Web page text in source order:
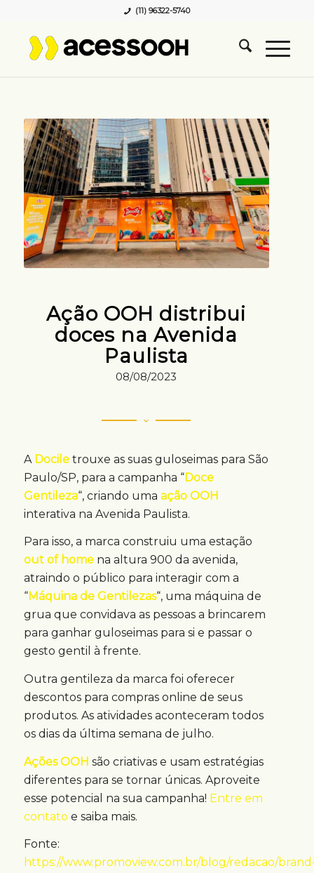
(11) 96322-5740
Ação OOH distribui
doces na Avenida
Paulista
08/08/2023
A Dociletrouxe as suas guloseimas para São
Paulo/SP, para a campanha “Doce
Gentileza“, criando uma ação OOH
interativa na Avenida Paulista.
Para isso, a marca construiu uma estação
out of homena altura 900 da avenida,
atraindo o público para interagir com a
“Máquina de Gentilezas“, uma máquina de
grua que convidava as pessoas a brincarem
para ganhar guloseimas para si e passar o
gesto gentil à frente.
Outra gentileza da marca foi oferecer
descontos para compras online de seus
produtos. As atividades aconteceram todos
os dias da última semana de julho.
Ações OOH são criativas e usam estratégias
diferentes para se tornar únicas. Aproveite
esse potencial na sua campanha! Entre em
contato e saiba mais.
Fonte:
https://www.promoview.com.br/blog/redacao/